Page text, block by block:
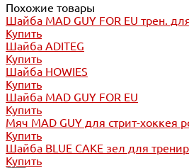
Похожие товары
Шайба MAD GUY FOR EU трен.
Купить
Шайба ADITEG
Купить
Шайба HOWIES
Купить
Шайба MAD GUY FOR EU
Купить
Мяч MAD GUY для стрит-хоккея
Купить
Шайба BLUE CAKE зел для
Купить